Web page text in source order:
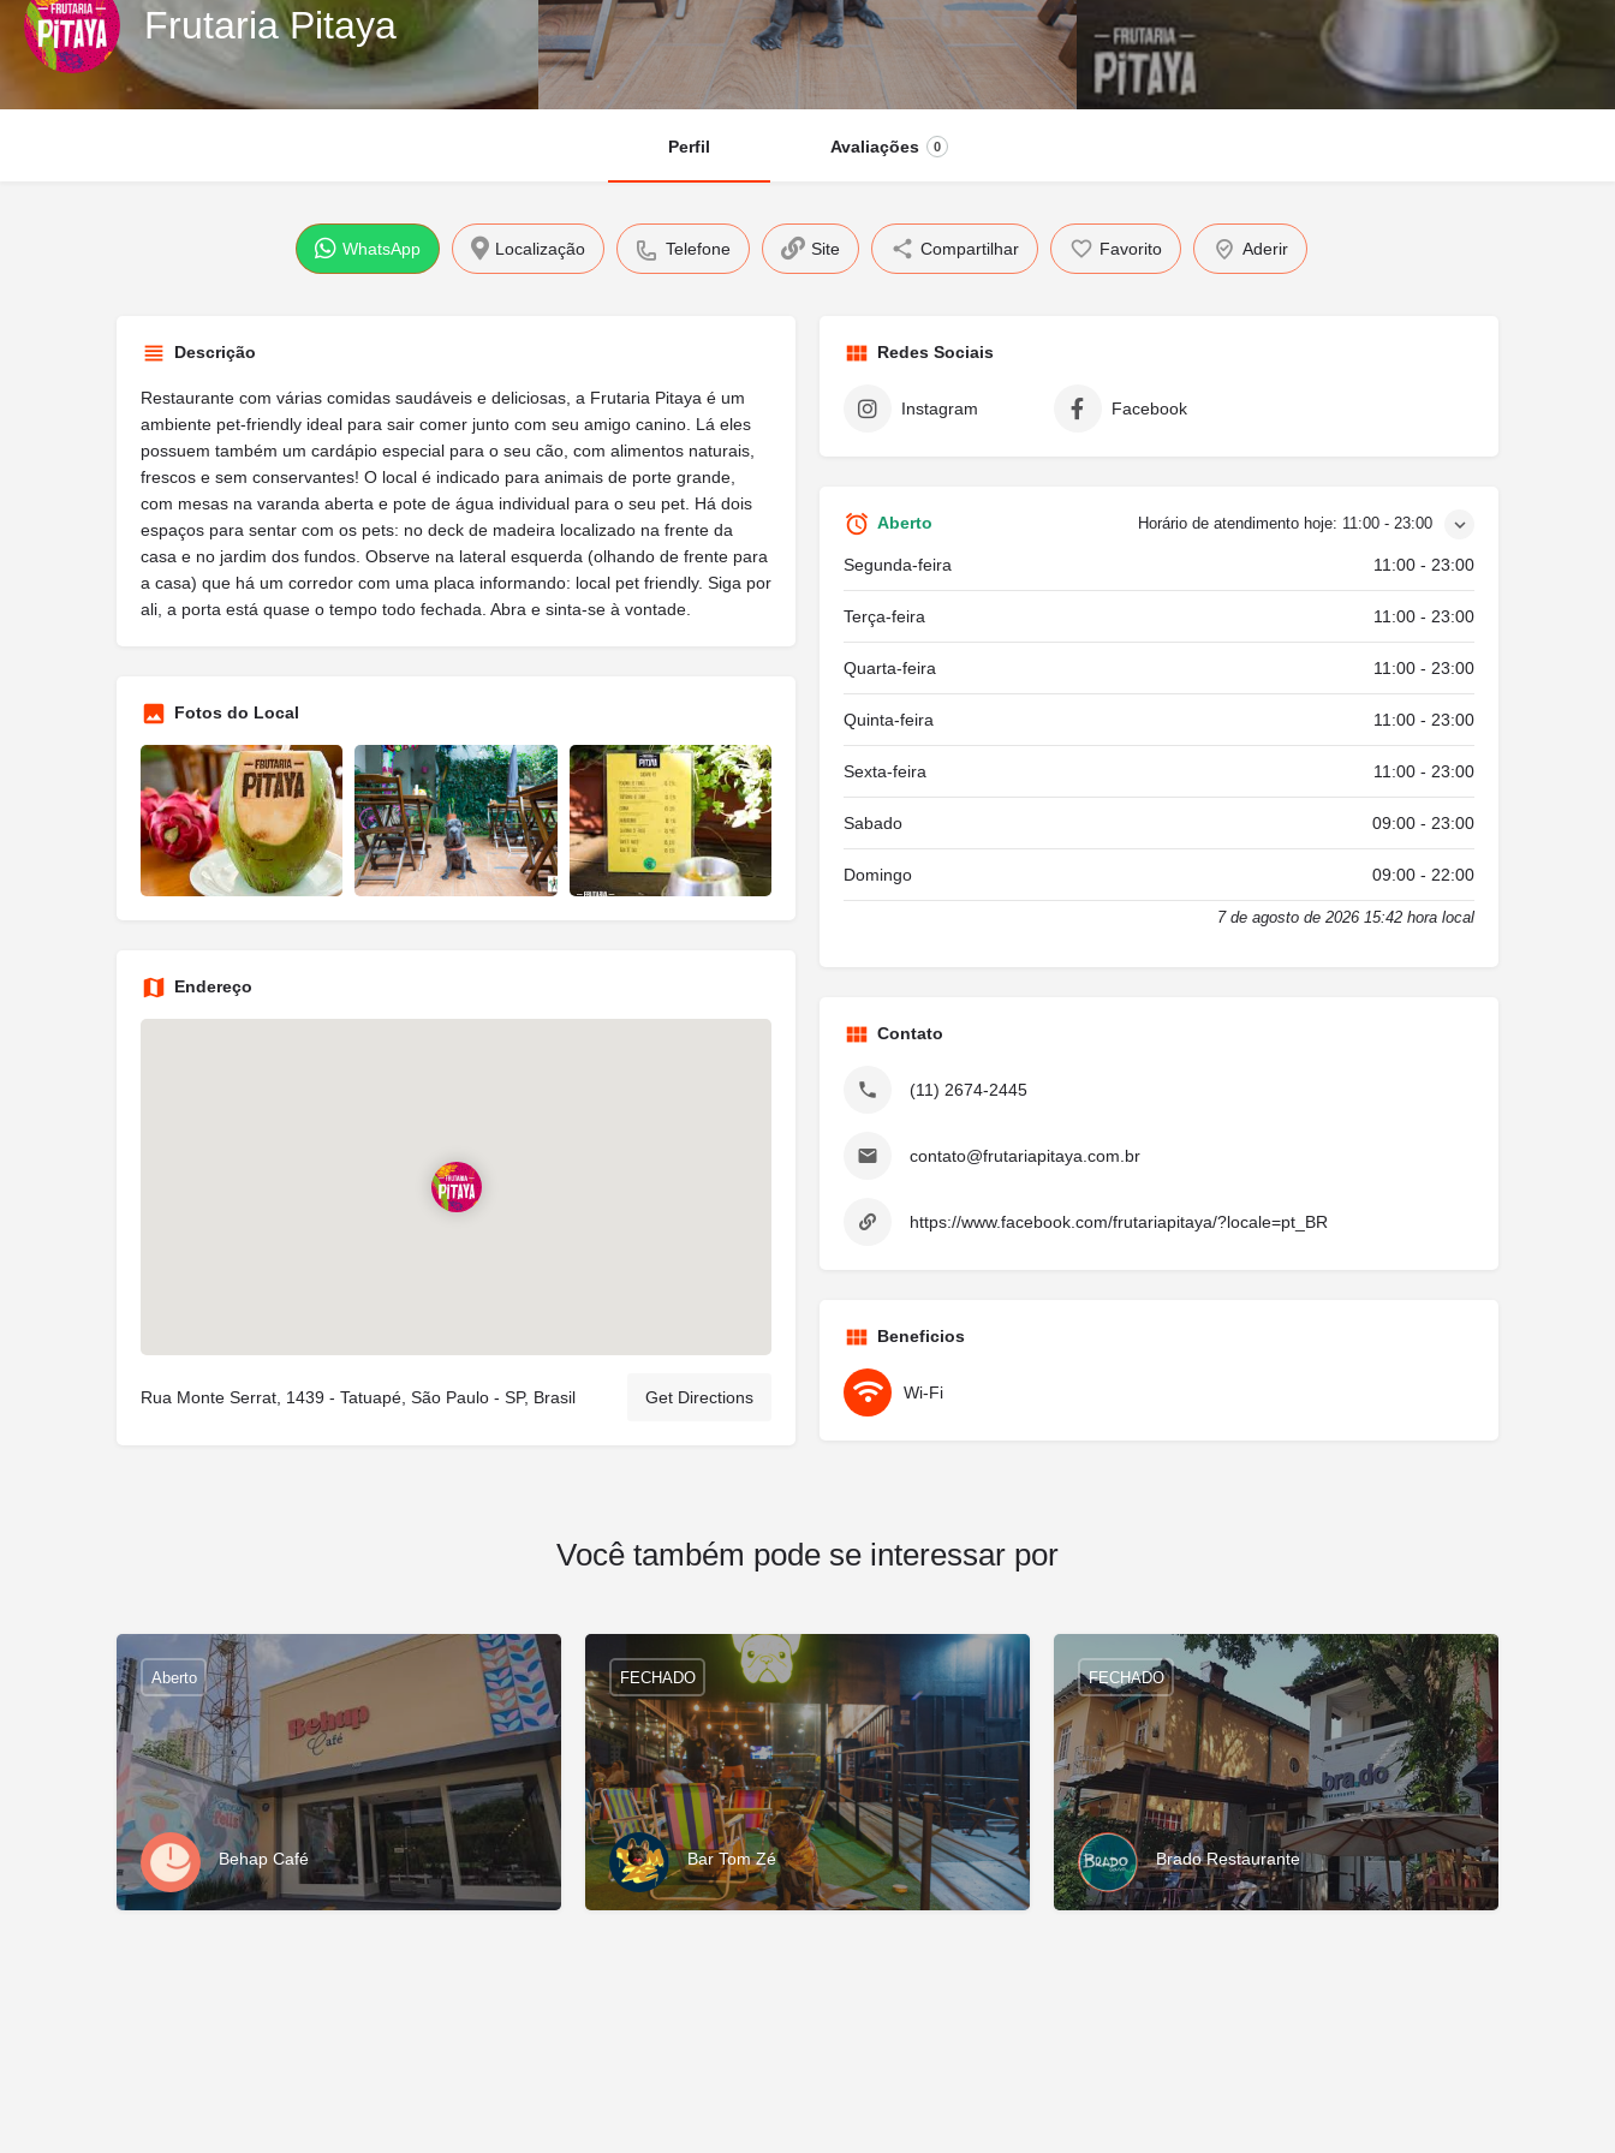
Frutaria Pitaya
Perfil Avaliações 0
WhatsApp Localização Telefone Site Compartilhar Favorito Aderir
Descrição
Restaurante com várias comidas saudáveis e deliciosas, a Frutaria Pitaya é um
ambiente pet-friendly ideal para sair comer junto com seu amigo canino. Lá eles
possuem também um cardápio especial para o seu cão, com alimentos naturais,
frescos e sem conservantes! O local é indicado para animais de porte grande,
com mesas na varanda aberta e pote de água individual para o seu pet. Há dois
espaços para sentar com os pets: no deck de madeira localizado na frente da
casa e no jardim dos fundos. Observe na lateral esquerda (olhando de frente para
a casa) que há um corredor com uma placa informando: local pet friendly. Siga por
ali, a porta está quase o tempo todo fechada. Abra e sinta-se à vontade.
Fotos do Local
Endereço
Rua Monte Serrat, 1439 - Tatuapé, São Paulo - SP, Brasil Get Directions
Redes Sociais
Instagram Facebook
Aberto Horário de atendimento hoje: 11:00 - 23:00
Segunda-feira 11:00 - 23:00
Terça-feira 11:00 - 23:00
Quarta-feira 11:00 - 23:00
Quinta-feira 11:00 - 23:00
Sexta-feira 11:00 - 23:00
Sabado 09:00 - 23:00
Domingo 09:00 - 22:00
7 de agosto de 2026 15:42 hora local
Contato
(11) 2674-2445
contato@frutariapitaya.com.br
https://www.facebook.com/frutariapitaya/?locale=pt_BR
Beneficios
Wi-Fi
Você também pode se interessar por
Behap Café
Aberto
Bar Tom Zé
FECHADO
Brado Restaurante
FECHADO